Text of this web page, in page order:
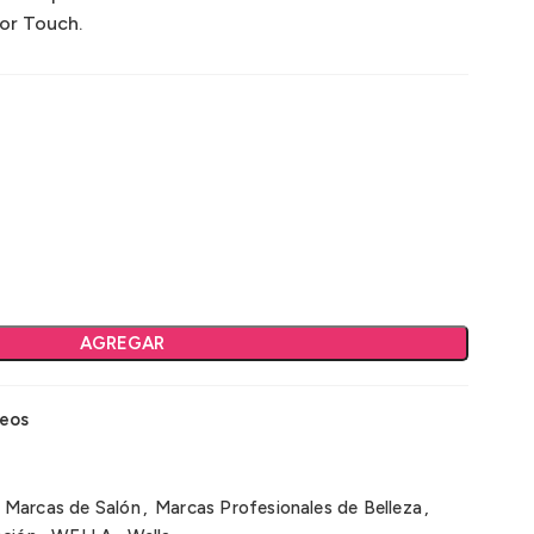
Touch.
AGREGAR
Marcas de Salón, Marcas Profesionales de Belleza,